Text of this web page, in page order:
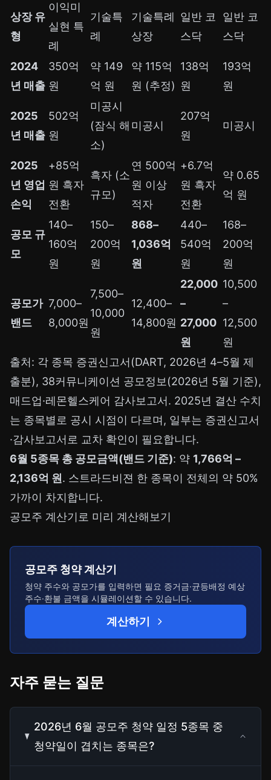
상장 유
형
이익미
실현 특
례
기술특
례
기술특례
상장
일반 코
스닥
일반 코
스닥
2024
년 매출
350억
원
약 149
억 원
약 115억
원 (추정)
138억
원
193억
원
2025
년 매출
502억
원
미공시
(잠식 해
소)
미공시
207억
원
미공시
2025
년 영업
손익
+85억
원 흑자
전환
흑자 (소
규모)
연 500억
원 이상
적자
+6.7억
원 흑자
전환
약 0.65
억 원
공모 규
모
140–
160억
원
150–
200억
원
868–
1,036억
원
440–
540억
원
168–
200억
원
공모가
밴드
7,000–
8,000원
7,500–
10,000
원
12,400–
14,800원
22,000
–
27,000
원
10,500
–
12,500
원
출처: 각 종목 증권신고서(DART, 2026년 4–5월 제
출분), 38커뮤니케이션 공모정보(2026년 5월 기준),
매드업·레몬헬스케어 감사보고서. 2025년 결산 수치
는 종목별로 공시 시점이 다르며, 일부는 증권신고서
·감사보고서로 교차 확인이 필요합니다.
6월 5종목 총 공모금액(밴드 기준): 약 1,766억 –
2,136억 원. 스트라드비젼 한 종목이 전체의 약 50%
가까이 차지합니다.
공모주 계산기로 미리 계산해보기
공모주 청약 계산기
청약 주수와 공모가를 입력하면 필요 증거금·균등배정 예상
주수·환불 금액을 시뮬레이션할 수 있습니다.
계산하기
자주 묻는 질문
2026년 6월 공모주 청약 일정 5종목 중
청약일이 겹치는 종목은?